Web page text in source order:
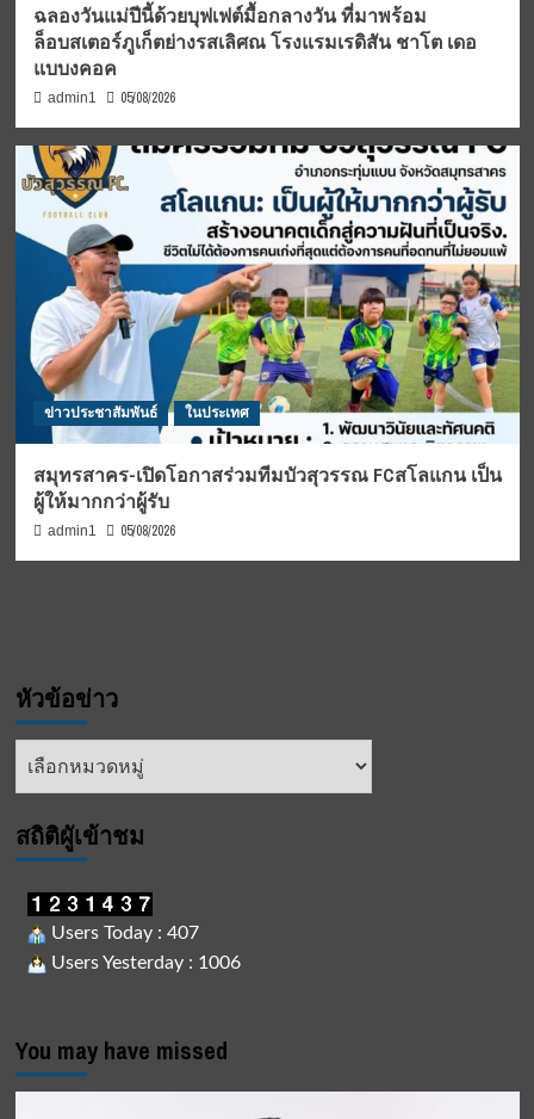
ฉลองวันแม่ปีนี้ด้วยบุฟเฟต์มื้อกลางวัน ที่มาพร้อม
ล็อบสเตอร์ภูเก็ตย่างรสเลิศณ โรงแรมเรดิสัน ชาโต เดอ
แบบงคอค
admin1 05/08/2026
ข่าวประชาสัมพันธ์ ในประเทศ
สมุทรสาคร-เปิดโอกาสร่วมทีมบัวสุวรรณ FCสโลแกน เป็น
ผู้ให้มากกว่าผู้รับ
admin1 05/08/2026
หัวข้อข่าว
หัวข้อ
สถิติผูัเข้าชม
Users Today : 407
Users Yesterday : 1006
You may have missed